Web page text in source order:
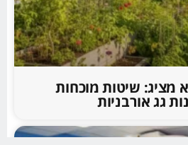
מציג: שיטות מוכחות
גג אורבניות